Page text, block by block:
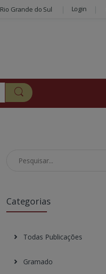
Rio Grande do Sul Login
Pesquisar no Blog
Categorias
Todas Publicações
Gramado